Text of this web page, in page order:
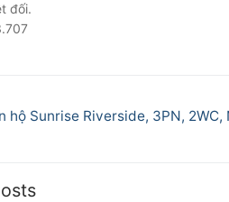
đối.
hộ Sunrise Riverside, 3PN, 2WC,